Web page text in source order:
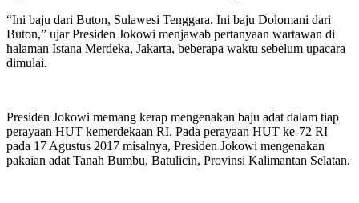
“Ini baju dari Buton, Sulawesi Tenggara. Ini baju Dolomani dari
Buton,” ujar Presiden Jokowi menjawab pertanyaan wartawan di
halaman Istana Merdeka, Jakarta, beberapa waktu sebelum upacara
dimulai.
Presiden Jokowi memang kerap mengenakan baju adat dalam tiap
perayaan HUT kemerdekaan RI. Pada perayaan HUT ke-72 RI
pada 17 Agustus 2017 misalnya, Presiden Jokowi mengenakan
pakaian adat Tanah Bumbu, Batulicin, Provinsi Kalimantan Selatan.